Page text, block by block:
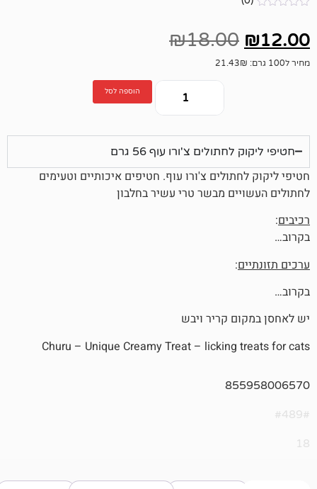
₪18.00
הוספה לסל
צ'ורו עוף 56 גרם
צ'ורו עוף. חטיפים איכותיים וטעימים
מבשר טרי עשיר בחלבון
קריר ויבש
Churu – Unique Creamy Treat –